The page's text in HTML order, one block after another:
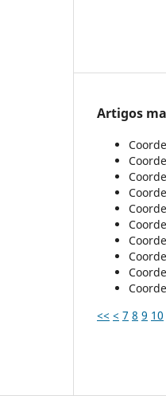
Artigos
<< < 7 8 9 10